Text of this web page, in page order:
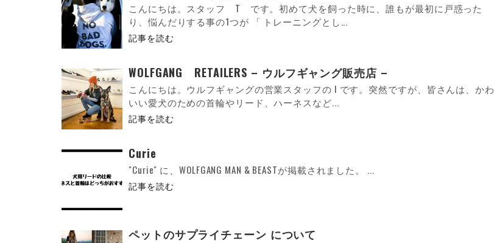
こんにちは。スタッフ T です。初めて犬を飼った時に、誰もが最初に戸惑った
り、悩んだりする事の1つが 「 トレーニングとし...
記事を読む
WOLFGANG RETAILERS – ウルフギャング販売店 –
こんにちは。ウルフギャングの営業スタッフの I です。突然ですが、皆さんは、かわ
いい愛犬のための首輪やリード、ハーネスなど...
記事を読む
Curie
"Curie" に、WOLFGANG MAN & BEASTが掲載されました。 ...
記事を読む
ペットのサプライチェーン について